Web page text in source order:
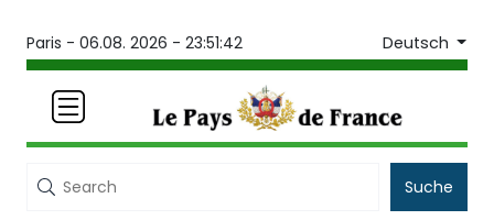
Paris - 06.08. 2026 - 23:51:42 Deutsch
Suche